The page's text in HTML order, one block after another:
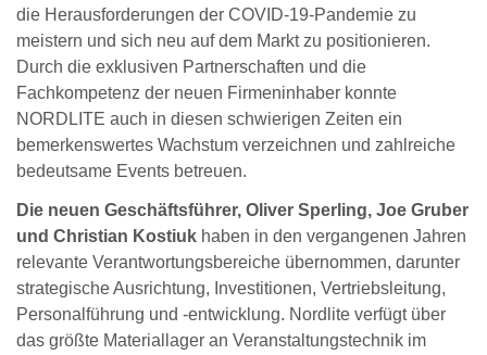
die Herausforderungen der COVID-19-Pandemie zu
meistern und sich neu auf dem Markt zu positionieren.
Durch die exklusiven Partnerschaften und die
Fachkompetenz der neuen Firmeninhaber konnte
NORDLITE auch in diesen schwierigen Zeiten ein
bemerkenswertes Wachstum verzeichnen und zahlreiche
bedeutsame Events betreuen.
Die neuen Geschäftsführer, Oliver Sperling, Joe Gruber
und Christian Kostiuk haben in den vergangenen Jahren
relevante Verantwortungsbereiche übernommen, darunter
strategische Ausrichtung, Investitionen, Vertriebsleitung,
Personalführung und -entwicklung. Nordlite verfügt über
das größte Materiallager an Veranstaltungstechnik im